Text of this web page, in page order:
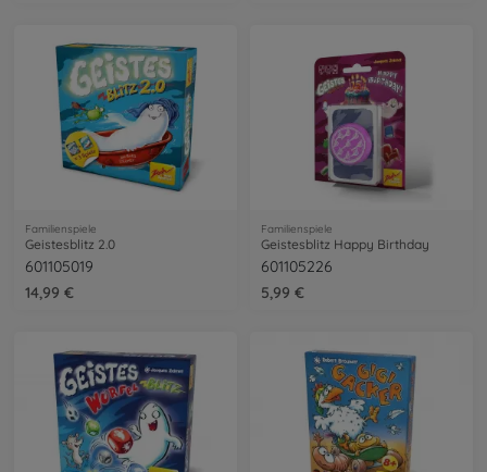
Familienspiele
Geistesblitz 2.0
601105019
14,99 €
Familienspiele
Geistesblitz Happy Birthday
601105226
5,99 €